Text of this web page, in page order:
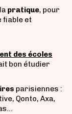
pratique, pour
fiable et
des écoles
bon étudier
parisiennes :
Qonto, Axa,